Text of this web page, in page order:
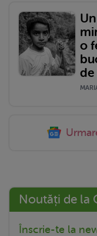
o
Noutăți de la
Înscrie-te la